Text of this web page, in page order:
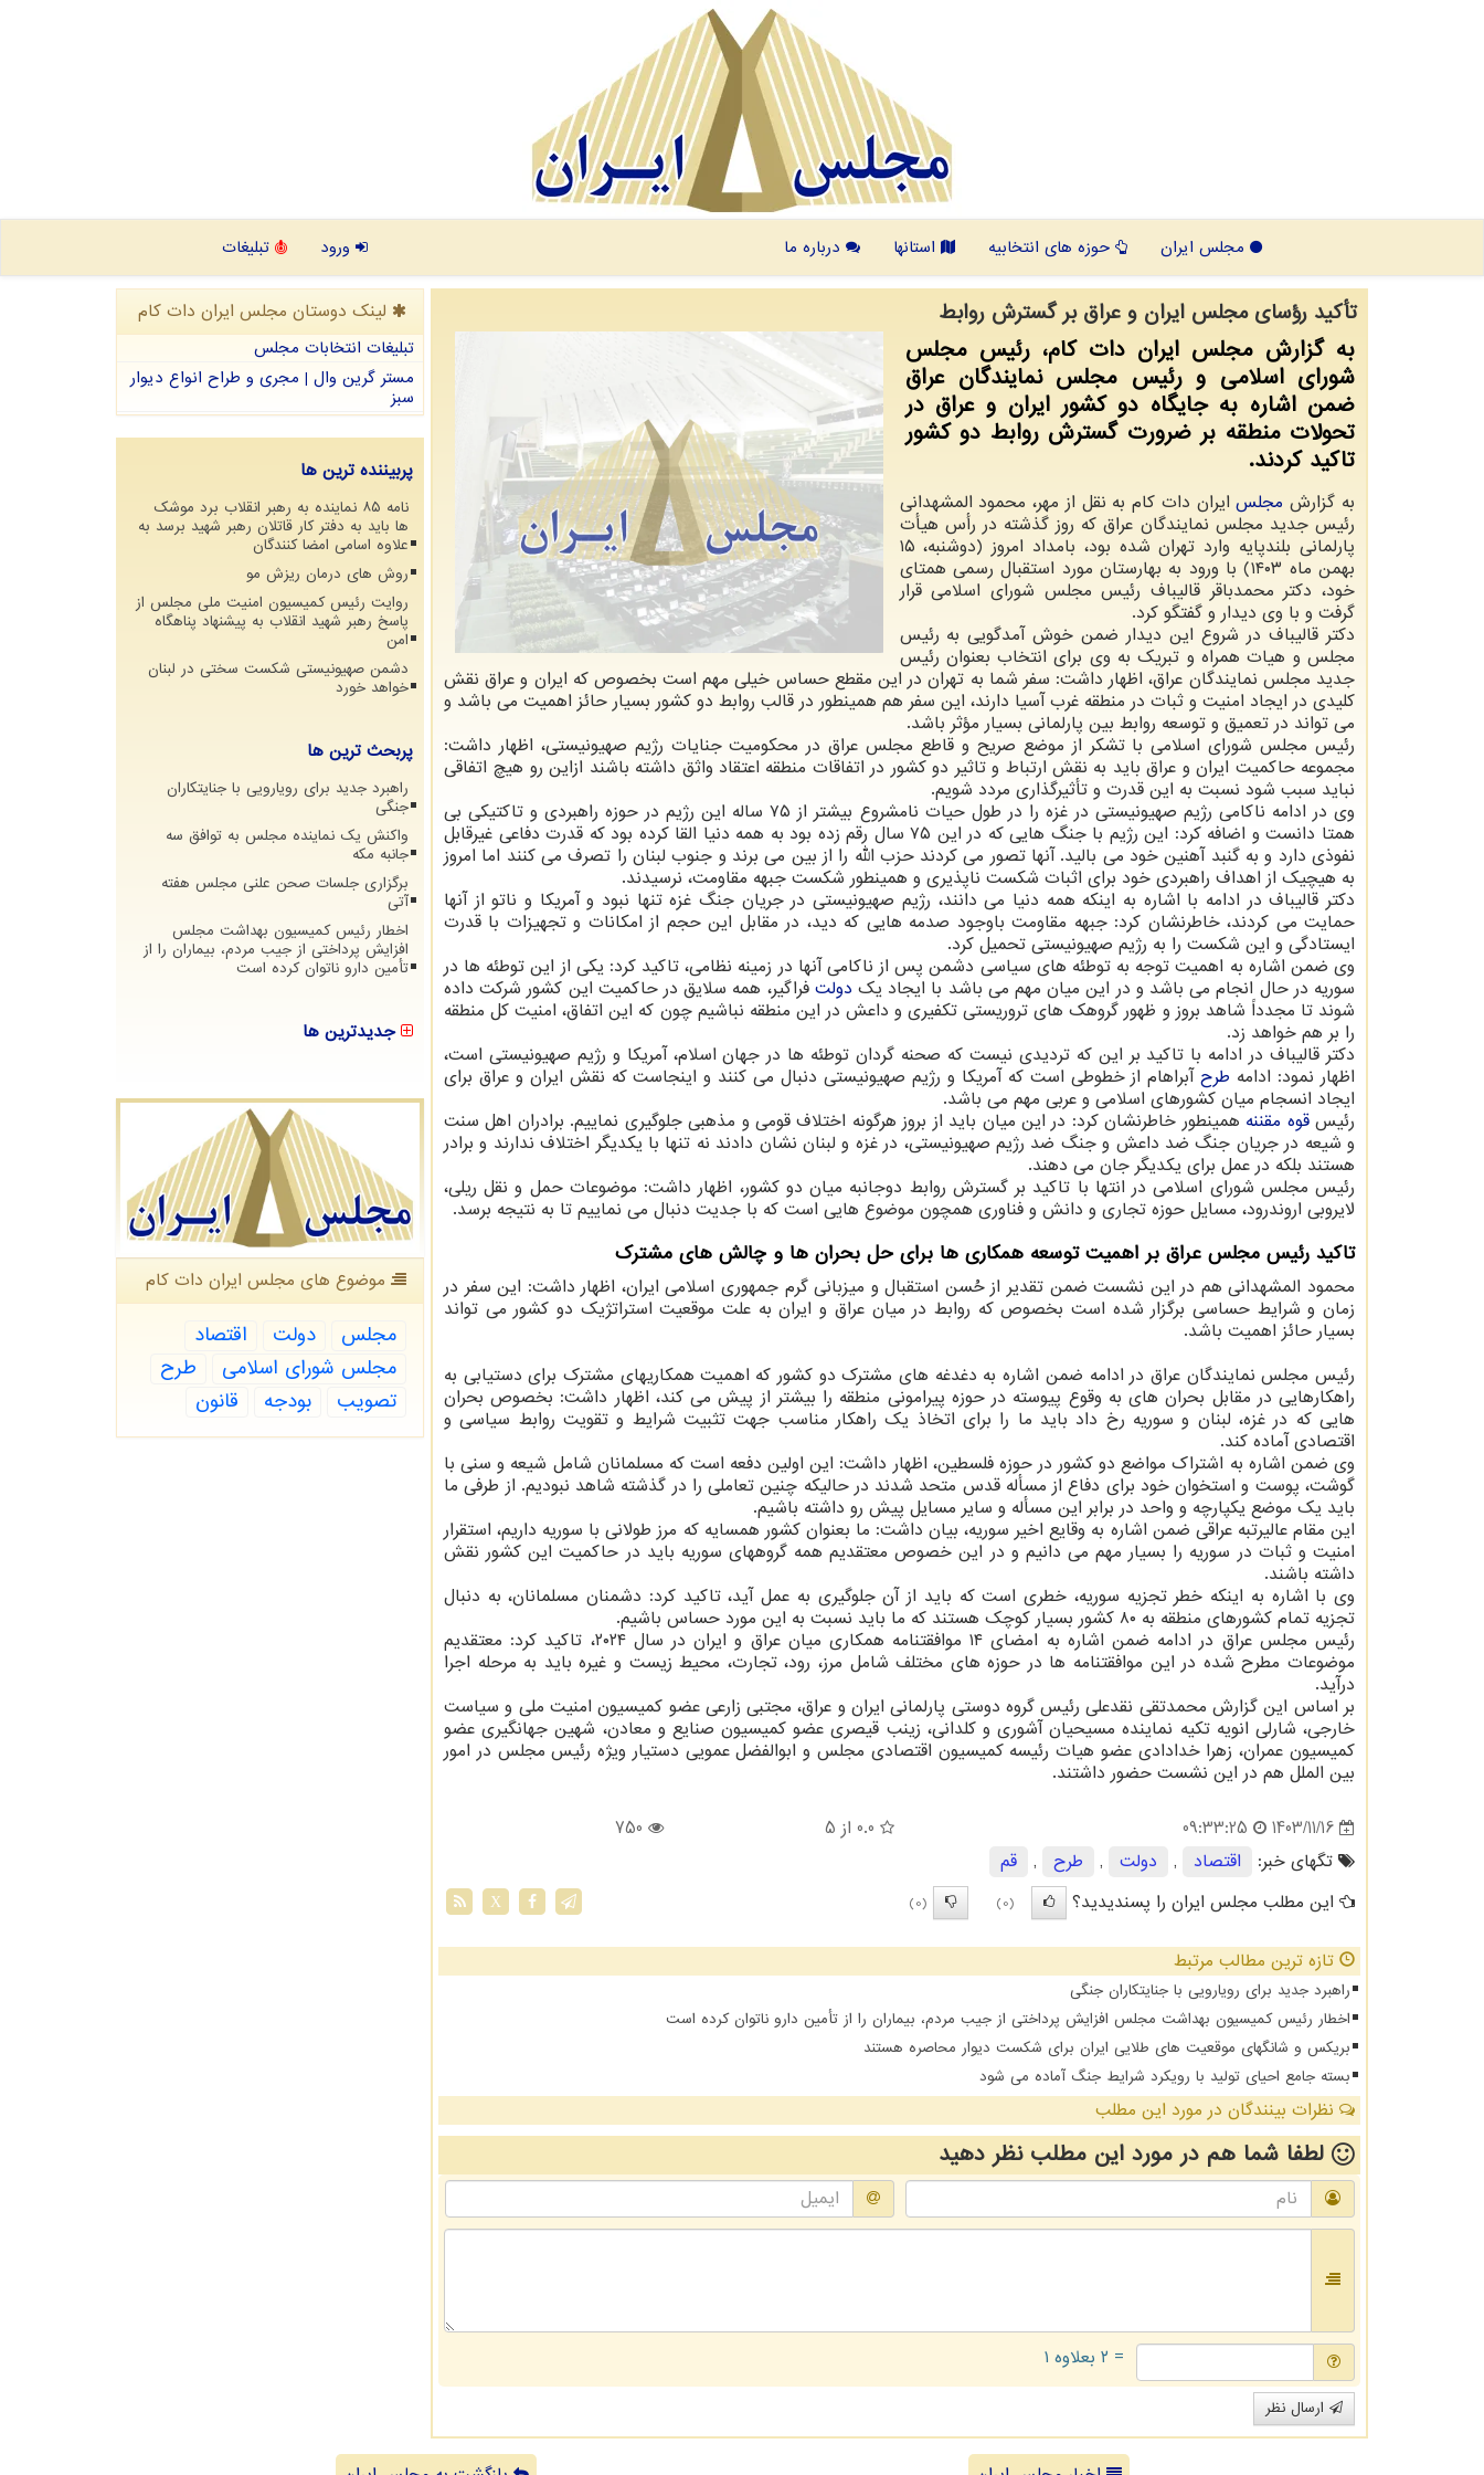
مجلس ایران حوزه های انتخابیه استانها درباره ما ورود تبلیغات
تأکید رؤسای مجلس ایران و عراق بر گسترش روابط
به گزارش مجلس ایران دات کام، رئیس مجلس
شورای اسلامی و رئیس مجلس نمایندگان عراق
ضمن اشاره به جایگاه دو کشور ایران و عراق در
تحولات منطقه بر ضرورت گسترش روابط دو کشور
تاکید کردند.
به گزارش مجلسایران دات کام به نقل از مهر، محمود المشهدانی
رئیس جدید مجلس نمایندگان عراق که روز گذشته در رأس هیأت
پارلمانی بلندپایه وارد تهران شده بود، بامداد امروز (دوشنبه، ۱۵
بهمن ماه ۱۴۰۳) با ورود به بهارستان مورد استقبال رسمی همتای
خود، دکتر محمدباقر قالیباف رئیس مجلس شورای اسلامی قرار
گرفت و با وی دیدار و گفتگو کرد.
دکتر قالیباف در شروع این دیدار ضمن خوش آمدگویی به رئیس
مجلس و هیات همراه و تبریک به وی برای انتخاب بعنوان رئیس
جدید مجلس نمایندگان عراق، اظهار داشت: سفر شما به تهران در این مقطع حساس خیلی مهم است بخصوص که ایران و عراق نقش
کلیدی در ایجاد امنیت و ثبات در منطقه غرب آسیا دارند، این سفر هم همینطور در قالب روابط دو کشور بسیار حائز اهمیت می باشد و
می تواند در تعمیق و توسعه روابط بین پارلمانی بسیار مؤثر باشد.
رئیس مجلس شورای اسلامی با تشکر از موضع صریح و قاطع مجلس عراق در محکومیت جنایات رژیم صهیونیستی، اظهار داشت:
مجموعه حاکمیت ایران و عراق باید به نقش ارتباط و تاثیر دو کشور در اتفاقات منطقه اعتقاد واثق داشته باشند ازاین رو هیچ اتفاقی
نباید سبب شود نسبت به این قدرت و تأثیرگذاری مردد شویم.
وی در ادامه ناکامی رژیم صهیونیستی در غزه را در طول حیات نامشروع بیشتر از ۷۵ ساله این رژیم در حوزه راهبردی و تاکتیکی بی
همتا دانست و اضافه کرد: این رژیم با جنگ هایی که در این ۷۵ سال رقم زده بود به همه دنیا القا کرده بود که قدرت دفاعی غیرقابل
نفوذی دارد و به گنبد آهنین خود می بالید. آنها تصور می کردند حزب الله را از بین می برند و جنوب لبنان را تصرف می کنند اما امروز
به هیچیک از اهداف راهبردی خود برای اثبات شکست ناپذیری و همینطور شکست جبهه مقاومت، نرسیدند.
دکتر قالیباف در ادامه با اشاره به اینکه همه دنیا می دانند، رژیم صهیونیستی در جریان جنگ غزه تنها نبود و آمریکا و ناتو از آنها
حمایت می کردند، خاطرنشان کرد: جبهه مقاومت باوجود صدمه هایی که دید، در مقابل این حجم از امکانات و تجهیزات با قدرت
ایستادگی و این شکست را به رژیم صهیونیستی تحمیل کرد.
وی ضمن اشاره به اهمیت توجه به توطئه های سیاسی دشمن پس از ناکامی آنها در زمینه نظامی، تاکید کرد: یکی از این توطئه ها در
سوریه در حال انجام می باشد و در این میان مهم می باشد با ایجاد یک دولت فراگیر، همه سلایق در حاکمیت این کشور شرکت داده
شوند تا مجدداً شاهد بروز و ظهور گروهک های تروریستی تکفیری و داعش در این منطقه نباشیم چون که این اتفاق، امنیت کل منطقه
را بر هم خواهد زد.
دکتر قالیباف در ادامه با تاکید بر این که تردیدی نیست که صحنه گردان توطئه ها در جهان اسلام، آمریکا و رژیم صهیونیستی است،
اظهار نمود: ادامه طرحآبراهام از خطوطی است که آمریکا و رژیم صهیونیستی دنبال می کنند و اینجاست که نقش ایران و عراق برای
ایجاد انسجام میان کشورهای اسلامی و عربی مهم می باشد.
رئیسقوه مقننه همینطور خاطرنشان کرد: در این میان باید از بروز هرگونه اختلاف قومی و مذهبی جلوگیری نماییم. برادران اهل سنت
و شیعه در جریان جنگ ضد داعش و جنگ ضد رژیم صهیونیستی، در غزه و لبنان نشان دادند نه تنها با یکدیگر اختلاف ندارند و برادر
هستند بلکه در عمل برای یکدیگر جان می دهند.
رئیس مجلس شورای اسلامی در انتها با تاکید بر گسترش روابط دوجانبه میان دو کشور، اظهار داشت: موضوعات حمل و نقل ریلی،
لایروبی اروندرود، مسایل حوزه تجاری و دانش و فناوری همچون موضوع هایی است که با جدیت دنبال می نماییم تا به نتیجه برسد.
تاکید رئیس مجلس عراق بر اهمیت توسعه همکاری ها برای حل بحران ها و چالش های مشترک
محمود المشهدانی هم در این نشست ضمن تقدیر از حُسن استقبال و میزبانی گرم جمهوری اسلامی ایران، اظهار داشت: این سفر در
زمان و شرایط حساسی برگزار شده است بخصوص که روابط در میان عراق و ایران به علت موقعیت استراتژیک دو کشور می تواند
بسیار حائز اهمیت باشد.
رئیس مجلس نمایندگان عراق در ادامه ضمن اشاره به دغدغه های مشترک دو کشور که اهمیت همکاریهای مشترک برای دستیابی به
راهکارهایی در مقابل بحران های به وقوع پیوسته در حوزه پیرامونی منطقه را بیشتر از پیش می کند، اظهار داشت: بخصوص بحران
هایی که در غزه، لبنان و سوریه رخ داد باید ما را برای اتخاذ یک راهکار مناسب جهت تثبیت شرایط و تقویت روابط سیاسی و
اقتصادی آماده کند.
وی ضمن اشاره به اشتراک مواضع دو کشور در حوزه فلسطین، اظهار داشت: این اولین دفعه است که مسلمانان شامل شیعه و سنی با
گوشت، پوست و استخوان خود برای دفاع از مسأله قدس متحد شدند در حالیکه چنین تعاملی را در گذشته شاهد نبودیم. از طرفی ما
باید یک موضع یکپارچه و واحد در برابر این مسأله و سایر مسایل پیش رو داشته باشیم.
این مقام عالیرتبه عراقی ضمن اشاره به وقایع اخیر سوریه، بیان داشت: ما بعنوان کشور همسایه که مرز طولانی با سوریه داریم، استقرار
امنیت و ثبات در سوریه را بسیار مهم می دانیم و در این خصوص معتقدیم همه گروههای سوریه باید در حاکمیت این کشور نقش
داشته باشند.
وی با اشاره به اینکه خطر تجزیه سوریه، خطری است که باید از آن جلوگیری به عمل آید، تاکید کرد: دشمنان مسلمانان، به دنبال
تجزیه تمام کشورهای منطقه به ۸۰ کشور بسیار کوچک هستند که ما باید نسبت به این مورد حساس باشیم.
رئیس مجلس عراق در ادامه ضمن اشاره به امضای ۱۴ موافقتنامه همکاری میان عراق و ایران در سال ۲۰۲۴، تاکید کرد: معتقدیم
موضوعات مطرح شده در این موافقتنامه ها در حوزه های مختلف شامل مرز، رود، تجارت، محیط زیست و غیره باید به مرحله اجرا
درآید.
بر اساس این گزارش محمدتقی نقدعلی رئیس گروه دوستی پارلمانی ایران و عراق، مجتبی زارعی عضو کمیسیون امنیت ملی و سیاست
خارجی، شارلی انویه تکیه نماینده مسیحیان آشوری و کلدانی، زینب قیصری عضو کمیسیون صنایع و معادن، شهین جهانگیری عضو
کمیسیون عمران، زهرا خدادادی عضو هیات رئیسه کمیسیون اقتصادی مجلس و ابوالفضل عمویی دستیار ویژه رئیس مجلس در امور
بین الملل هم در این نشست حضور داشتند.
1403/11/16
09:33:25
0.0 از 5
750
تگهای خبر:
اقتصاد , دولت , طرح ,
قم
این مطلب مجلس ایران را پسندیدید؟
(0)
(0)
X
تازه ترین مطالب مرتبط
راهبرد جدید برای رویارویی با جنایتکاران جنگی
اخطار رئیس کمیسیون بهداشت مجلس افزایش پرداختی از جیب مردم، بیماران را از تأمین دارو ناتوان کرده است
بریکس و شانگهای موقعیت های طلایی ایران برای شکست دیوار محاصره هستند
بسته جامع احیای تولید با رویکرد شرایط جنگ آماده می شود
نظرات بینندگان در مورد این مطلب
لطفا شما هم در مورد این مطلب نظر دهید
= ۲ بعلاوه ۱
ارسال نظر
لینک دوستان مجلس ایران دات كام
تبلیغات انتخابات مجلس
مستر گرین وال | مجری و طراح انواع دیوار
سبز
پربیننده ترین ها
نامه ۸۵ نماینده به رهبر انقلاب برد موشک
ها باید به دفتر کار قاتلان رهبر شهید برسد به
علاوه اسامی امضا کنندگان
روش های درمان ریزش مو
روایت رئیس کمیسیون امنیت ملی مجلس از
پاسخ رهبر شهید انقلاب به پیشنهاد پناهگاه
امن
دشمن صهیونیستی شکست سختی در لبنان
خواهد خورد
پربحث ترین ها
راهبرد جدید برای رویارویی با جنایتکاران
جنگی
واکنش یک نماینده مجلس به توافق سه
جانبه مکه
برگزاری جلسات صحن علنی مجلس هفته
آتی
اخطار رئیس کمیسیون بهداشت مجلس
افزایش پرداختی از جیب مردم، بیماران را از
تأمین دارو ناتوان کرده است
جدیدترین ها
موضوع های مجلس ایران دات كام
مجلس دولت
اقتصاد
مجلس شورای اسلامی
طرح
تصویب
بودجه قانون